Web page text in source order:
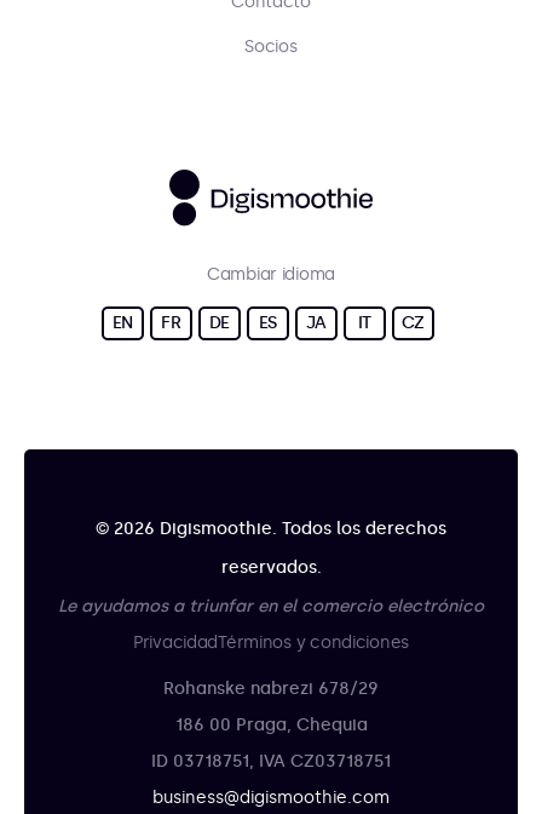
Socios
Cambiar idioma
EN FR DE ES JA IT CZ
© 2026 Digismoothie. Todos los derechos
reservados.
Le ayudamos a triunfar en el comercio electrónico
PrivacidadTérminos y condiciones
Rohanske nabrezi 678/29
186 00 Praga, Chequia
ID 03718751, IVA CZ03718751
business@digismoothie.com